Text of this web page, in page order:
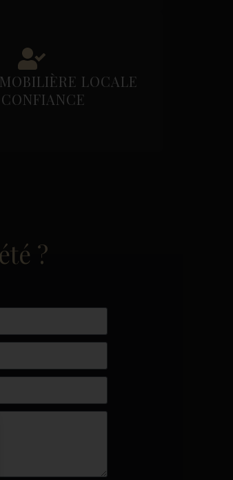
LOCALE
?